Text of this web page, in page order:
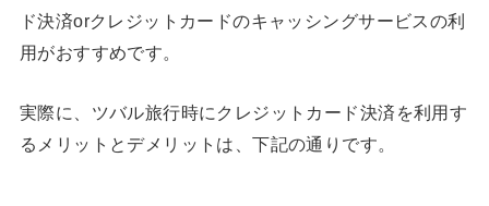
ド決済orクレジットカードのキャッシングサービスの利
用がおすすめです。
実際に、ツバル旅行時にクレジットカード決済を利用す
るメリットとデメリットは、下記の通りです。